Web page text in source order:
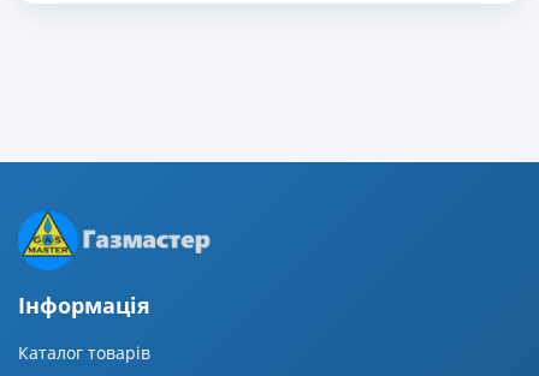
Iнформацiя
Каталог товарів